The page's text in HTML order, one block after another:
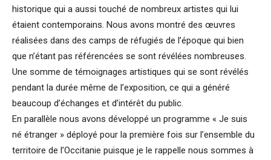
historique qui a aussi touché de nombreux artistes qui lui
étaient contemporains. Nous avons montré des œuvres
réalisées dans des camps de réfugiés de l’époque qui bien
que n’étant pas référencées se sont révélées nombreuses.
Une somme de témoignages artistiques qui se sont révélés
pendant la durée même de l’exposition, ce qui a généré
beaucoup d’échanges et d’intérêt du public.
En parallèle nous avons développé un programme « Je suis
né étranger » déployé pour la première fois sur l’ensemble du
territoire de l’Occitanie puisque je le rappelle nous sommes à